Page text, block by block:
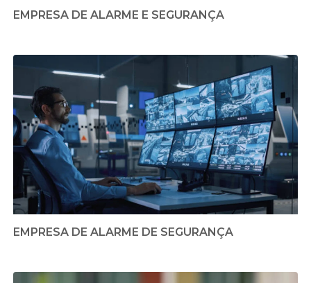
EMPRESA DE ALARME E SEGURANÇA
EMPRESA DE ALARME DE SEGURANÇA